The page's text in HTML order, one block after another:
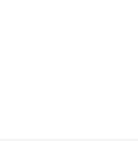
以使用虚拟机或者类虚拟机软件安
的方法各自有优缺点，上文已经介
，如果双系统抛开损耗不谈，真的
兼容性更强，性能释放更加彻底。